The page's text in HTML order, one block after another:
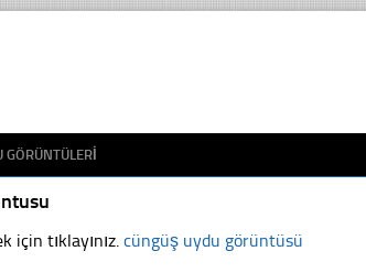
GÖRÜNTÜLERI
için tıklayınız.cüngüş uydu görüntüsü